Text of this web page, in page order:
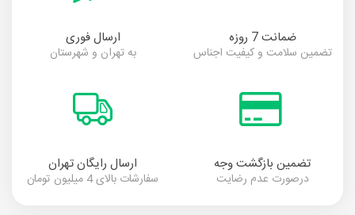
ضمانت 7 روزه
تضمین سلامت و کیفیت اجناس
ارسال فوری
به تهران و شهرستان
تضمین بازگشت وجه
درصورت عدم رضایت
ارسال رایگان تهران
سفارشات بالای 4 میلیون تومان